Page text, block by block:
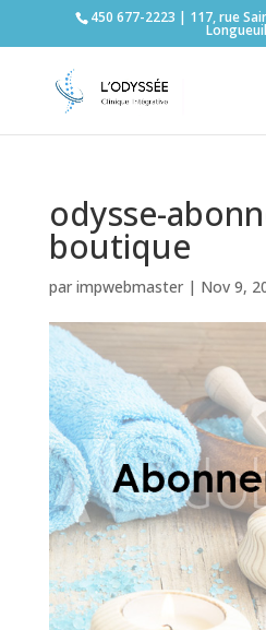
450 677-2223 | 117, rue
Longueuil
odysse-
boutique
par impwebmaster| Nov 9,